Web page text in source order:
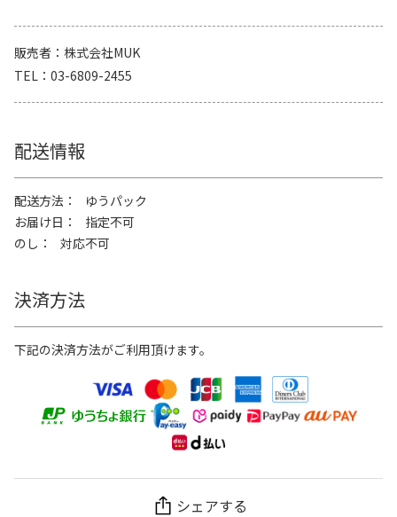
販売者
株式会社MUK
TEL
03-6809-2455
配送情報
配送方法
ゆうパック
お届け日
指定不可
のし
対応不可
決済方法
下記の決済方法がご利用頂けます。
シェアする